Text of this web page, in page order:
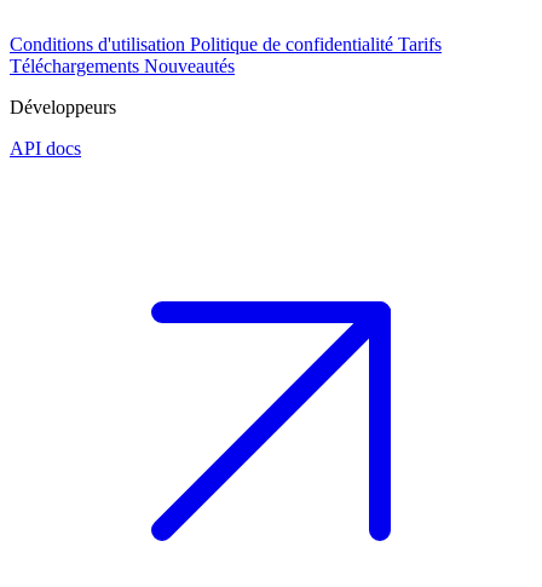
Conditions d'utilisation Politique de confidentialité Tarifs
Téléchargements Nouveautés
Développeurs
API docs